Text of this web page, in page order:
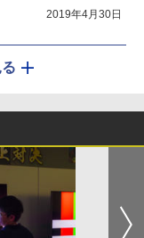
2019年4月30日